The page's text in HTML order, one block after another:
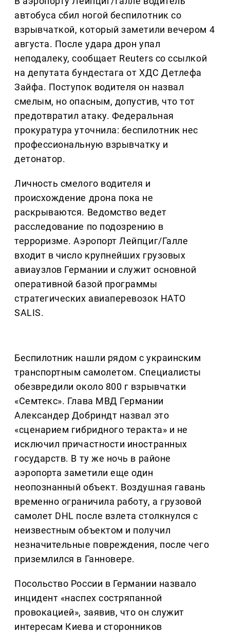
автобуса сбил ногой беспилотник со
взрывчаткой, который заметили вечером 4
августа. После удара дрон упал
неподалеку, сообщает Reuters со ссылкой
на депутата бундестага от ХДС Детлефа
Зайфа. Поступок водителя он назвал
смелым, но опасным, допустив, что тот
предотвратил атаку. Федеральная
прокуратура уточнила: беспилотник нес
профессиональную взрывчатку и
детонатор.
Личность смелого водителя и
происхождение дрона пока не
раскрываются. Ведомство ведет
расследование по подозрению в
терроризме. Аэропорт Лейпциг/Галле
входит в число крупнейших грузовых
авиаузлов Германии и служит основной
оперативной базой программы
стратегических авиаперевозок НАТО
SALIS.
Беспилотник нашли рядом с украинским
транспортным самолетом. Специалисты
обезвредили около 800 г взрывчатки
«Семтекс». Глава МВД Германии
Александер Добриндт назвал это
«сценарием гибридного теракта» и не
исключил причастности иностранных
государств. В ту же ночь в районе
аэропорта заметили еще один
неопознанный объект. Воздушная гавань
временно ограничила работу, а грузовой
самолет DHL после взлета столкнулся с
неизвестным объектом и получил
незначительные повреждения, после чего
приземлился в Ганновере.
Посольство России в Германии назвало
инцидент «наспех состряпанной
провокацией», заявив, что он служит
интересам Киева и сторонников